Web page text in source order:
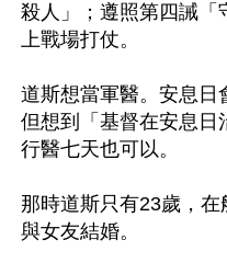
殺人」；遵照第四誡「
上戰場打仗。
道斯想當軍醫。安息日
但想到「基督在安息日
行醫七天也可以。
那時道斯只有23歲，在
與女友結婚。